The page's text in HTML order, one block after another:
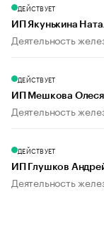
ДЕЙСТВУЕТ
ИП Якунькина
Деятельность
ДЕЙСТВУЕТ
ИП Мешкова
Деятельность
ДЕЙСТВУЕТ
ИП Глушков
Деятельность